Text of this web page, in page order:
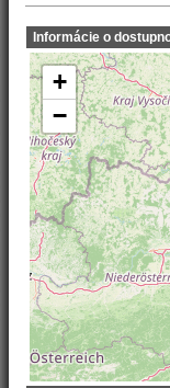
Informácie o
+
−